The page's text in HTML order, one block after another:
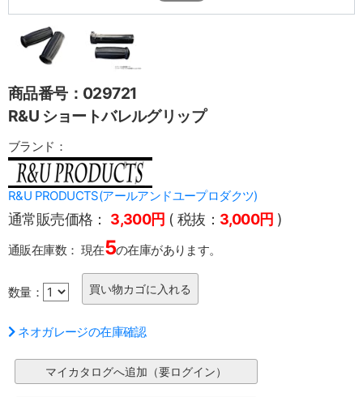
商品番号：029721
R&U ショートバレルグリップ
ブランド：
R&U PRODUCTS(アールアンドユープロダクツ)
通常販売価格： 3,300円 ( 税抜： 3,000円 )
通販在庫数： 現在5の在庫があります。
数量：
ネオガレージの在庫確認